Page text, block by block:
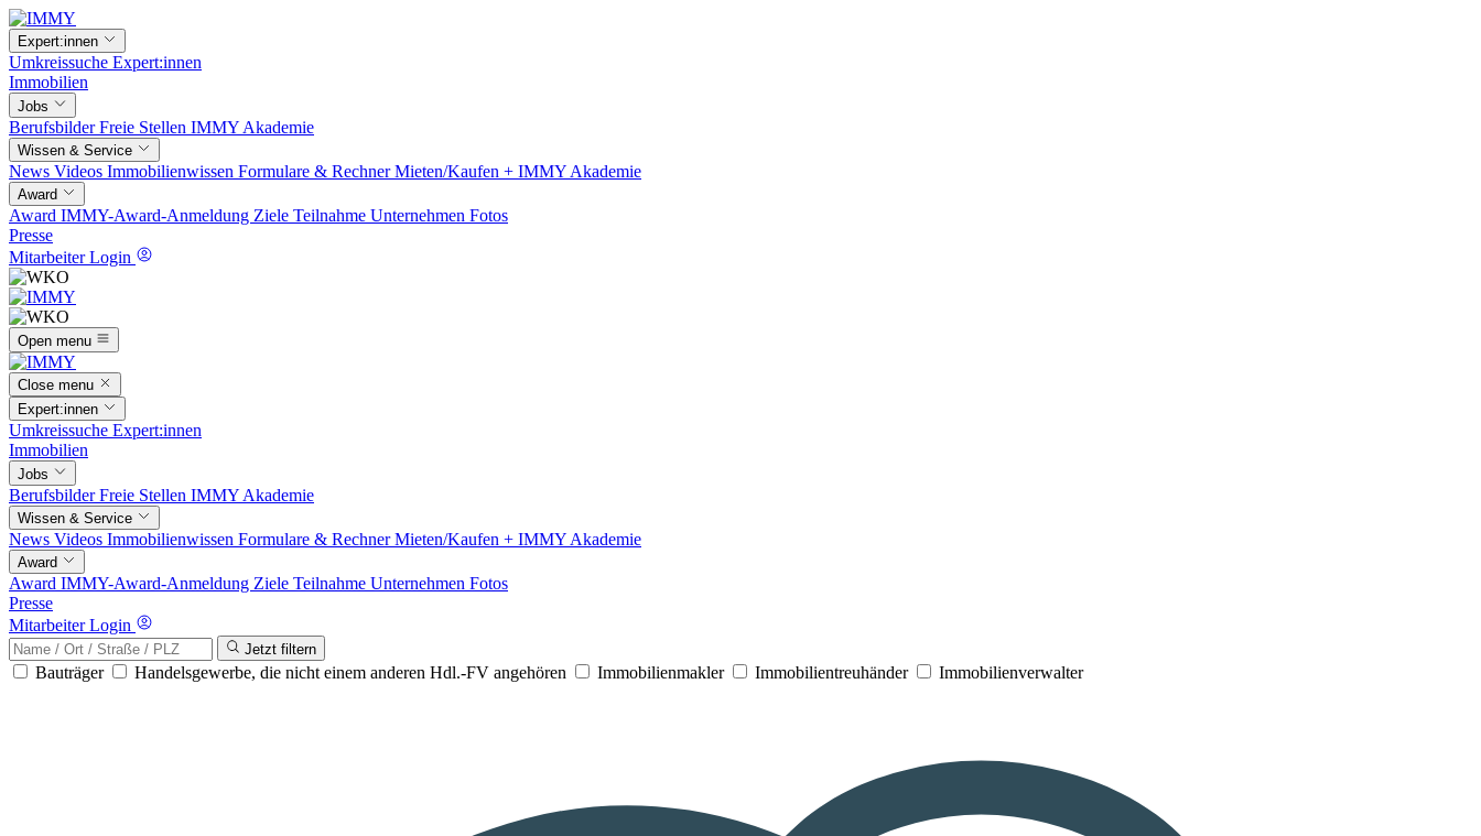
Expert:innen
Umkreissuche Expert:innen
Immobilien
Jobs
BerufsbilderFreie Stellen IMMY Akademie
Wissen & Service
News Videos Immobilienwissen Formulare & RechnerMieten/Kaufen + IMMY Akademie
Award
Award IMMY-Award-Anmeldung Ziele Teilnahme Unternehmen Fotos
Presse
Mitarbeiter Login
Open menu
Close menu
Expert:innen
Umkreissuche Expert:innen
Immobilien
Jobs
BerufsbilderFreie Stellen IMMY Akademie
Wissen & Service
News Videos Immobilienwissen Formulare & RechnerMieten/Kaufen + IMMY Akademie
Award
Award IMMY-Award-Anmeldung Ziele Teilnahme Unternehmen Fotos
Presse
Mitarbeiter Login
Jetzt filtern
Bauträger Handelsgewerbe, die nicht einem anderen Hdl.-FV angehören Immobilienmakler Immobilientreuhänder Immobilienverwalter